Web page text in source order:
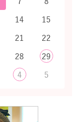
14
15
21
22
28
29
4 5